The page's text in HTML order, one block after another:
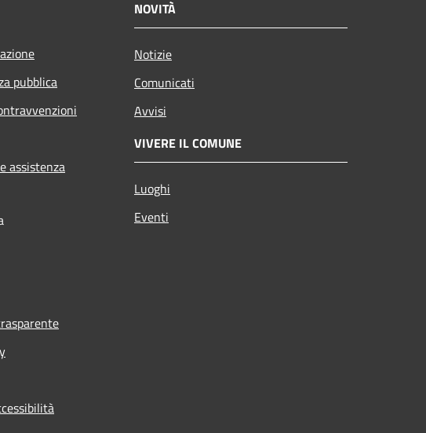
pubblica
assistenza
NOVITÀ
Notizie
Comunicati
Avvisi
VIVERE IL COMUNE
Luoghi
Eventi